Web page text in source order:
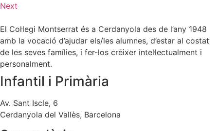
Next
El Col·legi Montserrat és a Cerdanyola des de l’any 1948
amb la vocació d’ajudar els/les alumnes, d’estar al costat
de les seves famílies, i fer-los créixer intel·lectualment i
personalment.
Infantil i Primària
Av. Sant Iscle, 6
Cerdanyola del Vallès, Barcelona